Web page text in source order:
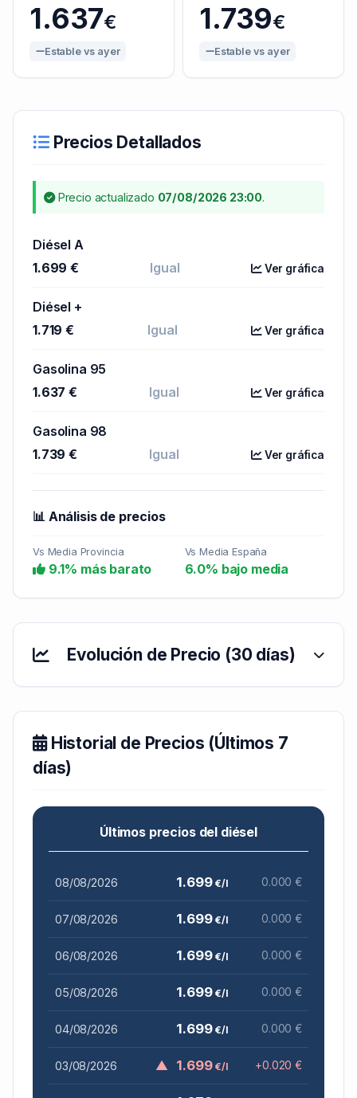
1.637€
Estable vs ayer
1.739€
Estable vs ayer
Precios Detallados
Precio actualizado 07/08/2026 23:00.
Diésel A
1.699 €
Igual Ver gráfica
Diésel +
1.719 €
Igual Ver gráfica
Gasolina 95
1.637 €
Igual Ver gráfica
Gasolina 98
1.739 €
Igual Ver gráfica
📊 Análisis de precios
Vs Media Provincia
9.1% más barato
Vs Media España
6.0% bajo media
Evolución de Precio (30 días)
Historial de Precios (Últimos 7
días)
Últimos precios del diésel
08/08/2026 1.699€/l 0.000 €
07/08/2026 1.699€/l 0.000 €
06/08/2026 1.699€/l 0.000 €
05/08/2026 1.699€/l 0.000 €
04/08/2026 1.699€/l 0.000 €
03/08/2026 ▲ 1.699€/l +0.020 €